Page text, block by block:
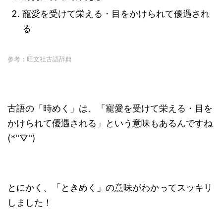
寵愛を受けて栄える・目をかけられて優遇され
る
参考：旺文社古語辞典
古語の「時めく」は、「寵愛を受けて栄える・目を
かけられて優遇される」という意味もあるんですね
(*''▽'')
とにかく、「ときめく」の意味がわかってスッキリ
しました！